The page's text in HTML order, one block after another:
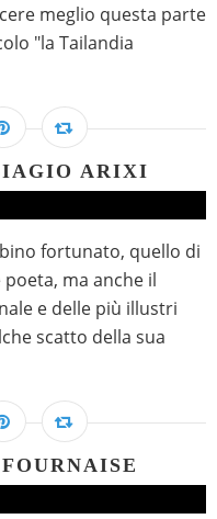
meglio questa parte
"la Tailandia
ARIXI
fortunato, quello di
ma anche il
e delle più illustri
scatto della sua